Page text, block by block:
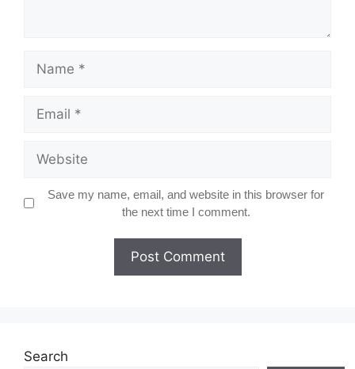
Save my name, email, and website in this browser for
the next time I comment.
Search